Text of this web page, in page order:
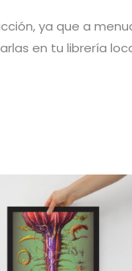
ya que a
en tu librería
Rango
de
precios:
desde
34,00 €
hasta
78,00 €